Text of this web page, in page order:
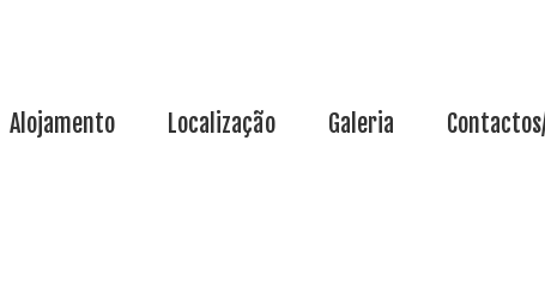
Alojamento Localização Galeria